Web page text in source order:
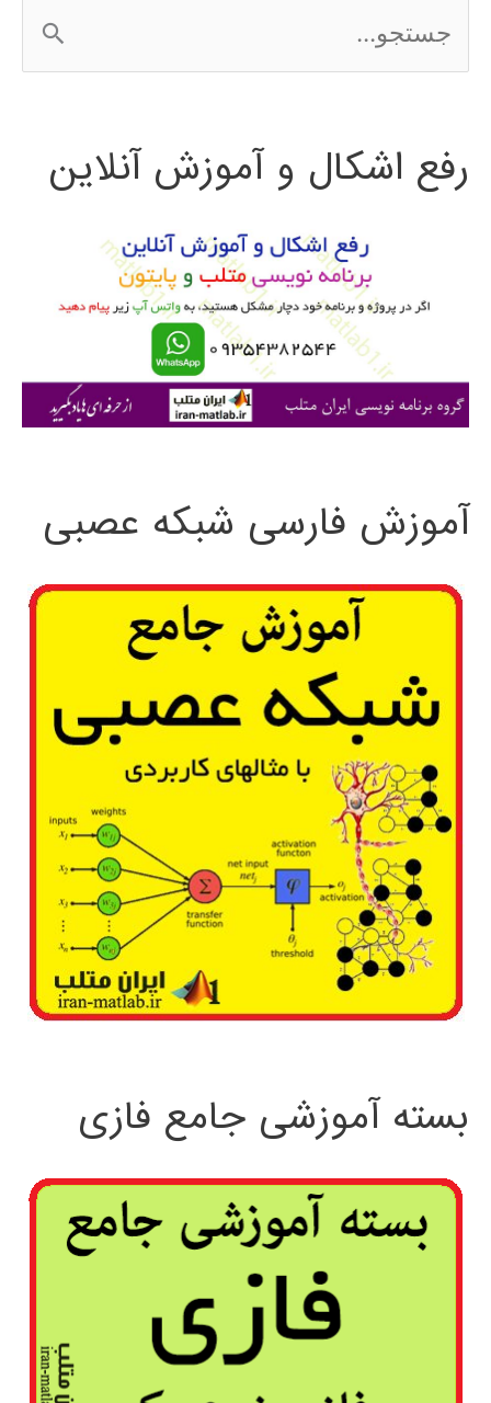
س
ج
ی
رفع اشکال و آموزش آنلاین
آموزش فارسی شبکه عصبی
بسته آموزشی جامع فازی